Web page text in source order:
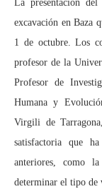
La presentación
excavación en Baza
1 de octubre. Los
profesor de la
Profesor de
Humana y
Virgili de
satisfactoria que
anteriores, como
determinar el tipo de